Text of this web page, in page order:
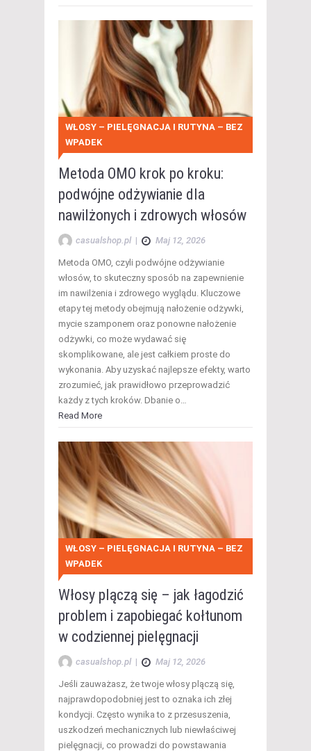
WŁOSY – PIELĘGNACJA I RUTYNA – BEZ
WPADEK
Metoda OMO krok po kroku:
podwójne odżywianie dla
nawilżonych i zdrowych włosów
casualshop.pl | Maj 12, 2026
Metoda OMO, czyli podwójne odżywianie
włosów, to skuteczny sposób na zapewnienie
im nawilżenia i zdrowego wyglądu. Kluczowe
etapy tej metody obejmują nałożenie odżywki,
mycie szamponem oraz ponowne nałożenie
odżywki, co może wydawać się
skomplikowane, ale jest całkiem proste do
wykonania. Aby uzyskać najlepsze efekty, warto
zrozumieć, jak prawidłowo przeprowadzić
każdy z tych kroków. Dbanie o…
Read More
WŁOSY – PIELĘGNACJA I RUTYNA – BEZ
WPADEK
Włosy plączą się – jak łagodzić
problem i zapobiegać kołtunom
w codziennej pielęgnacji
casualshop.pl | Maj 12, 2026
Jeśli zauważasz, że twoje włosy plączą się,
najprawdopodobniej jest to oznaka ich złej
kondycji. Często wynika to z przesuszenia,
uszkodzeń mechanicznych lub niewłaściwej
pielęgnacji, co prowadzi do powstawania